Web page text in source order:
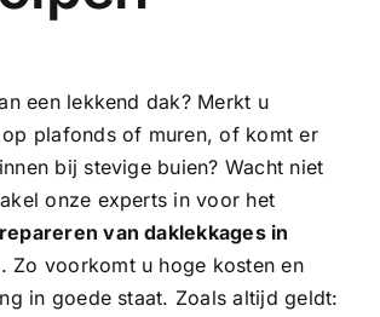
een lekkend dak? Merkt u
plafonds of muren, of komt er
bij stevige buien? Wacht niet
onze experts in voor het
van daklekkages in
. Zo voorkomt u hoge kosten en
in goede staat. Zoals altijd geldt: